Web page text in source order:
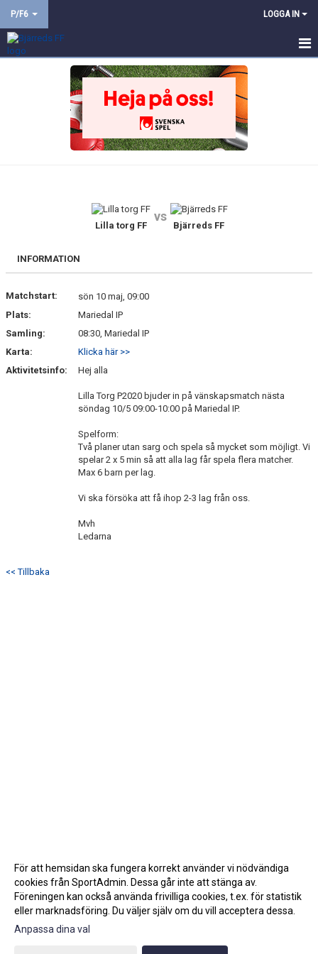
P/F6 LOGGA IN
DOKUMENT
Lilla torg FF
vs
Bjärreds FF
INFORMATION
Matchstart:
sön 10 maj, 09:00
Plats:
Mariedal IP
Samling:
08:30, Mariedal IP
Karta:
Klicka här >>
Aktivitetsinfo:
Hej alla
Lilla Torg P2020 bjuder in på vänskapsmatch nästa
söndag 10/5 09:00-10:00 på Mariedal IP.
Spelform:
Två planer utan sarg och spela så mycket som möjligt. Vi
spelar 2 x 5 min så att alla lag får spela flera matcher.
Max 6 barn per lag.
Vi ska försöka att få ihop 2-3 lag från oss.
Mvh
Ledarna
<< Tillbaka
Gå till Webbversion
För att hemsidan ska fungera korrekt använder vi nödvändiga
cookies från SportAdmin. Dessa går inte att stänga av.
Föreningen kan också använda frivilliga cookies, t.ex. för statistik
eller marknadsföring. Du väljer själv om du vill acceptera dessa.
Anpassa dina val